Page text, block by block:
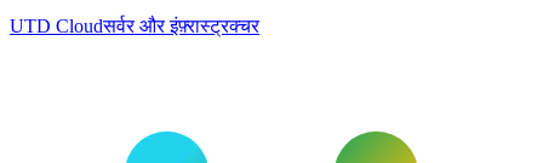
UTD Cloudसर्वर और इंफ़्रास्ट्रक्चर